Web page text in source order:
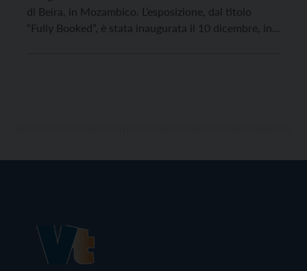
di Beira, in Mozambico. L’esposizione, dal titolo
“Fully Booked”, è stata inaugurata il 10 dicembre, in